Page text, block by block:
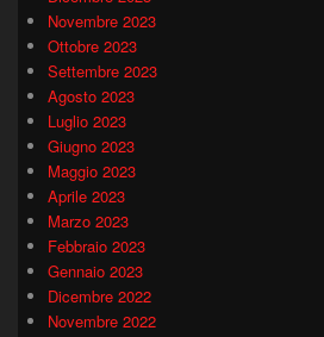
Novembre 2023
Ottobre 2023
Settembre 2023
Agosto 2023
Luglio 2023
Giugno 2023
Maggio 2023
Aprile 2023
Marzo 2023
Febbraio 2023
Gennaio 2023
Dicembre 2022
Novembre 2022